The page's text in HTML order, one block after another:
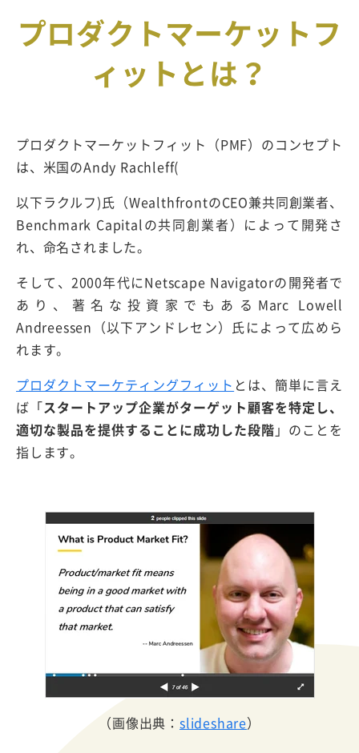
プロダクトマーケットフ
ィットとは？
プロダクトマーケットフィット（PMF）のコンセプト
は、米国のAndy Rachleff(
以下ラクルフ)氏（WealthfrontのCEO兼共同創業者、
Benchmark Capitalの共同創業者）によって開発さ
れ、命名されました。
そして、2000年代にNetscape Navigatorの開発者で
あり、著名な投資家でもあるMarc Lowell
Andreessen（以下アンドレセン）氏によって広めら
れます。
プロダクトマーケティングフィット とは、簡単に言え
ば「スタートアップ企業がターゲット顧客を特定し、
適切な製品を提供することに成功した段階 」のことを
指します。
（画像出典： slideshare）